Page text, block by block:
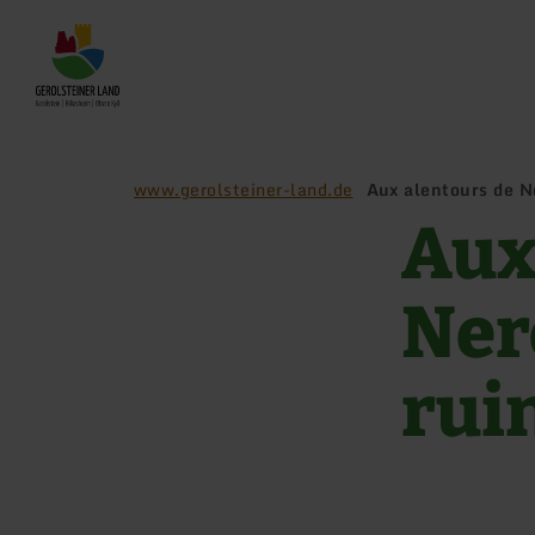
Retour
page
d'accueil
www.gerolsteiner-land.de Aux alentours de